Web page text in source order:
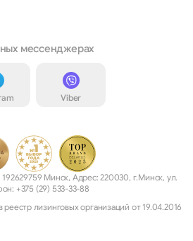
мессенджерах
Viber
Минск, Адрес: 220030, г.Минск, ул.
+375 (29) 533-33-88
реестр лизинговых организаций от 19.04.2016